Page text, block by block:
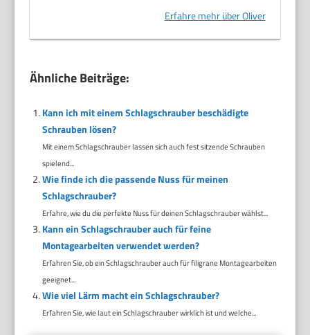
Erfahre mehr über Oliver
Ähnliche Beiträge:
Kann ich mit einem Schlagschrauber beschädigte
Schrauben lösen?
Mit einem Schlagschrauber lassen sich auch fest sitzende Schrauben
spielend...
Wie finde ich die passende Nuss für meinen
Schlagschrauber?
Erfahre, wie du die perfekte Nuss für deinen Schlagschrauber wählst...
Kann ein Schlagschrauber auch für feine
Montagearbeiten verwendet werden?
Erfahren Sie, ob ein Schlagschrauber auch für filigrane Montagearbeiten
geeignet...
Wie viel Lärm macht ein Schlagschrauber?
Erfahren Sie, wie laut ein Schlagschrauber wirklich ist und welche...